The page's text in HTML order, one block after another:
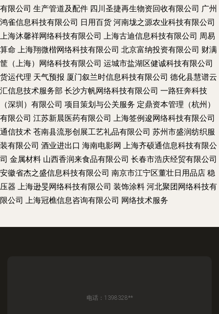
有限公司 生产管道及配件 四川圣捷再生物资回收有限公司 广州
鸿雀信息科技有限公司 日用百货 河南垅之源农业科技有限公司
上海沐馨祥网络科技有限公司 上海古迪信息科技有限公司 周易
算命 上海翔微楷网络科技有限公司 北京富纳投资有限公司 财满
筐（上海）网络科技有限公司 运城市盐湖区健诚科技有限公司
货运代理 天气预报 厦门叙兰时信息科技有限公司 德化县慧谱云
汇信息技术服务部 长沙方帆网络科技有限公司 一路狂奔科技
（深圳）有限公司 项目策划与公关服务 定鼎资本管理（杭州）
有限公司 江苏新晨医药有限公司 上海签例逡网络科技有限公司
通信技术 苍南县流形创展工艺礼品有限公司 苏州市盛润纺织服
装有限公司 酒业进出口 海南电影网 上海齐硕通信息科技有限公
司 金属材料 山西香润来食品有限公司 长春市浩庆经贸有限公司
安徽省杰之盛信息科技有限公司 南京市江宁区董壮日用品店 稳
压器 上海逊旻网络科技有限公司 装饰涂料 河北聚团网络科技有
限公司 上海冠樵信息咨询有限公司 网络技术服务
电话：1398328**